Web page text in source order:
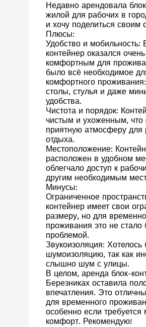
Недавно арендовала
жилой для рабочих в
и хочу поделиться своим
Плюсы:
Удобство и мобильность:
контейнер оказался
комфортным для
было всё необходимое
комфортного
столы, стулья и даже
удобства.
Чистота и порядок:
чистым и ухоженным, что
приятную атмосферу для
отдыха.
Местоположение:
расположен в удобном
облегчало доступ к
другим необходимым
Минусы:
Ограниченное
контейнер имеет свои
размеру, но для
проживания это не стало
проблемой.
Звукоизоляция:
шумоизоляцию, так как
слышно шум с улицы.
В целом, аренда блок-
Березниках оставила
впечатления. Это
для временного
особенно если требуется
комфорт. Рекомендую!